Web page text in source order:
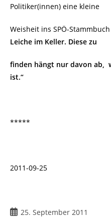
Politiker(innen) eine kleine
Weisheit ins SPÖ-
Leiche im Keller. Diese zu
finden hängt nur davon ab,
ist.“
*****
2011-09-25
Beitrag
25. September 2011